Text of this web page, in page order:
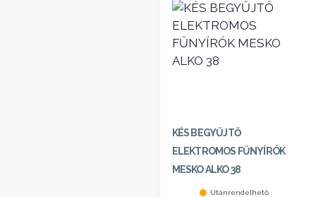
KÉS BEGYŰJTŐ
ELEKTROMOS FŰNYÍRÓK
MESKO ALKO 38
Utánrendelhető